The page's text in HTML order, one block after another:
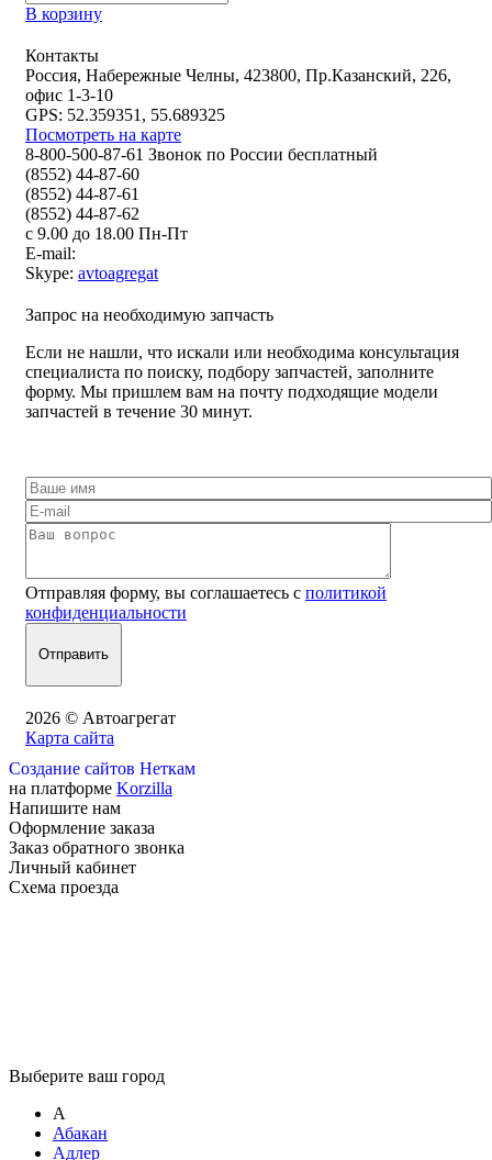
В корзину
Контакты
Россия, Набережные Челны, 423800, Пр.Казанский, 226,
офис 1-3-10
GPS: 52.359351, 55.689325
Посмотреть на карте
8-800-500-87-61 Звонок по России бесплатный
(8552) 44-87-60
(8552) 44-87-61
(8552) 44-87-62
с 9.00 до 18.00 Пн-Пт
E-mail:
Skype: avtoagregat
Запрос на необходимую запчасть
Если не нашли, что искали или необходима консультация
специалиста по поиску, подбору запчастей, заполните
форму. Мы пришлем вам на почту подходящие модели
запчастей в течение 30 минут.
Отправляя форму, вы соглашаетесь с политикой
конфиденциальности
2026 © Автоагрегат
Карта сайта
Создание сайтов Неткам
на платформе Korzilla
Напишите нам
Оформление заказа
Заказ обратного звонка
Личный кабинет
Схема проезда
Выберите ваш город
А
Абакан
Адлер